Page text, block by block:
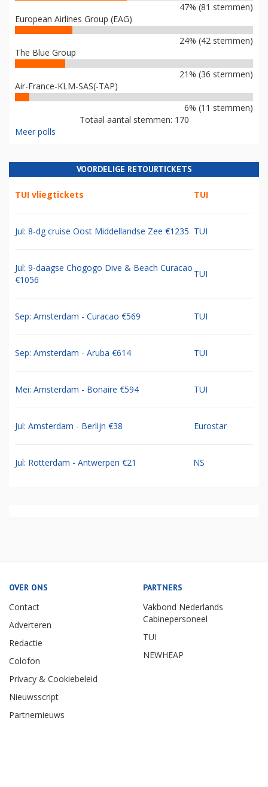
47% (81 stemmen)
European Airlines Group (EAG)
24% (42 stemmen)
The Blue Group
21% (36 stemmen)
Air-France-KLM-SAS(-TAP)
6% (11 stemmen)
Totaal aantal stemmen: 170
Meer polls
VOORDELIGE RETOURTICKETS
TUI vliegtickets TUI
Jul: 8-dg cruise Oost Middellandse Zee €1235 TUI
Jul: 9-daagse Chogogo Dive & Beach Curacao
€1056
TUI
Sep: Amsterdam - Curacao €569 TUI
Sep: Amsterdam - Aruba €614 TUI
Mei: Amsterdam - Bonaire €594 TUI
Jul: Amsterdam - Berlijn €38 Eurostar
Jul: Rotterdam - Antwerpen €21 NS
OVER ONS
Contact
Adverteren
Redactie
Colofon
Privacy & Cookiebeleid
Nieuwsscript
Partnernieuws
PARTNERS
Vakbond Nederlands
Cabinepersoneel
TUI
NEWHEAP